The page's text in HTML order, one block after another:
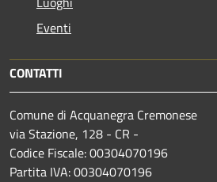
Eventi
CONTATTI
Comune di Acquanegra Cremonese
via Stazione, 128 - CR -
Codice Fiscale: 00304070196
Partita IVA: 00304070196